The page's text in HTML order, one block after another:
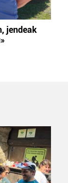
jendeak